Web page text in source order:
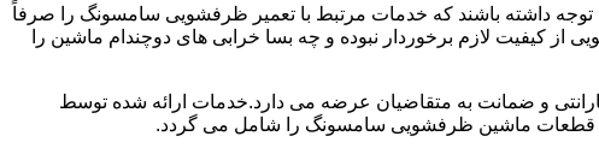
داشته باشند که خدمات مرتبط با تعمیر ظرفشویی سامسونگ را صرفاً
از کیفیت لازم برخوردار نبوده و چه بسا خرابی های دوچندام ماشین را
و ضمانت به متقاضیان عرضه می دارد.خدمات ارائه شده توسط
قطعات ماشین ظرفشویی سامسونگ را شامل می گردد.